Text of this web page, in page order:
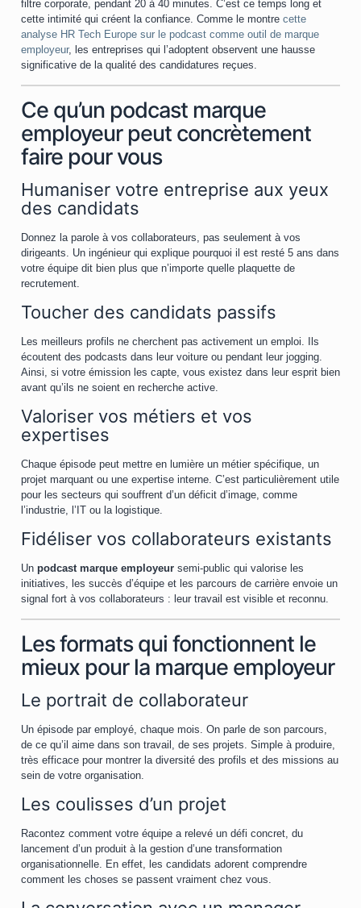
filtre corporate, pendant 20 à 40 minutes. C’est ce temps long et
cette intimité qui créent la confiance. Comme le montre cette
analyse HR Tech Europe sur le podcast comme outil de marque
employeur, les entreprises qui l’adoptent observent une hausse
significative de la qualité des candidatures reçues.
Ce qu’un podcast marque
employeur peut concrètement
faire pour vous
Humaniser votre entreprise aux yeux
des candidats
Donnez la parole à vos collaborateurs, pas seulement à vos
dirigeants. Un ingénieur qui explique pourquoi il est resté 5 ans dans
votre équipe dit bien plus que n’importe quelle plaquette de
recrutement.
Toucher des candidats passifs
Les meilleurs profils ne cherchent pas activement un emploi. Ils
écoutent des podcasts dans leur voiture ou pendant leur jogging.
Ainsi, si votre émission les capte, vous existez dans leur esprit bien
avant qu’ils ne soient en recherche active.
Valoriser vos métiers et vos
expertises
Chaque épisode peut mettre en lumière un métier spécifique, un
projet marquant ou une expertise interne. C’est particulièrement utile
pour les secteurs qui souffrent d’un déficit d’image, comme
l’industrie, l’IT ou la logistique.
Fidéliser vos collaborateurs existants
Un podcast marque employeur semi-public qui valorise les
initiatives, les succès d’équipe et les parcours de carrière envoie un
signal fort à vos collaborateurs : leur travail est visible et reconnu.
Les formats qui fonctionnent le
mieux pour la marque employeur
Le portrait de collaborateur
Un épisode par employé, chaque mois. On parle de son parcours,
de ce qu’il aime dans son travail, de ses projets. Simple à produire,
très efficace pour montrer la diversité des profils et des missions au
sein de votre organisation.
Les coulisses d’un projet
Racontez comment votre équipe a relevé un défi concret, du
lancement d’un produit à la gestion d’une transformation
organisationnelle. En effet, les candidats adorent comprendre
comment les choses se passent vraiment chez vous.